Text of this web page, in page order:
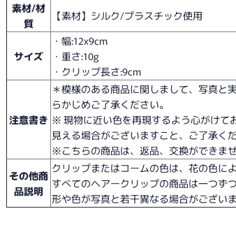
素材/材
質
【素材】シルク/プラスチック使用
サイズ
・幅:12x9cm
・重さ:10g
・クリップ長さ:9cm
注意書き
＊模様のある商品に関しまして、写真と
らかじめご了承ください。
※ 現物に近い色を再現するよう心がけて
見える場合がございますこと、ご了承く
※こちらの商品は、返品、交換ができま
その他商
品説明
クリップまたはコームの色は、花の色に
すべてのヘアークリップの商品は一つず
形や色が写真と若干異なる場合がござい